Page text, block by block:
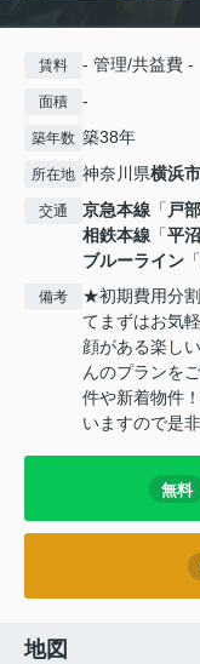
賃料 - 管理/共益費 -
面積 -
築年数 築38年
所在地 神奈川県横浜
交通 京急本線 「 戸部
相鉄本線 「平
ブルーライン 「
備考
★初期費用分
てまずはお気
顔がある楽し
んのプランを
件や新着物件
いますので是
無料
地図